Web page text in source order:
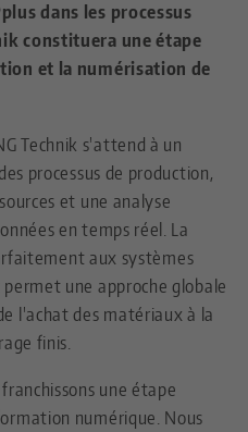
dans les processus
constituera une étape
et la numérisation de
Technik s'attend à un
processus de production,
et une analyse
en temps réel. La
aux systèmes
une approche globale
l'achat des matériaux à la
finis.
une étape
numérique. Nous